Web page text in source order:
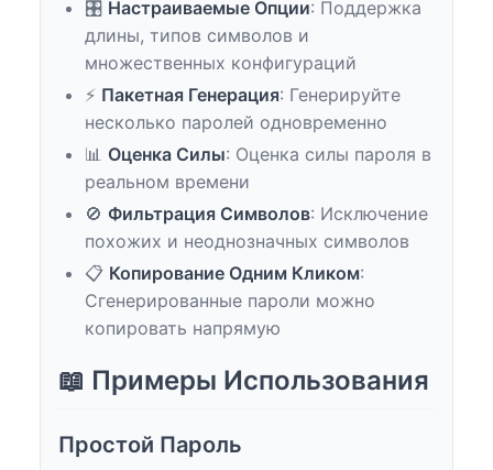
🎛️ Настраиваемые Опции: Поддержка
длины, типов символов и
множественных конфигураций
⚡ Пакетная Генерация: Генерируйте
несколько паролей одновременно
📊 Оценка Силы: Оценка силы пароля в
реальном времени
🚫 Фильтрация Символов: Исключение
похожих и неоднозначных символов
📋 Копирование Одним Кликом:
Сгенерированные пароли можно
копировать напрямую
📖 Примеры Использования
Простой Пароль